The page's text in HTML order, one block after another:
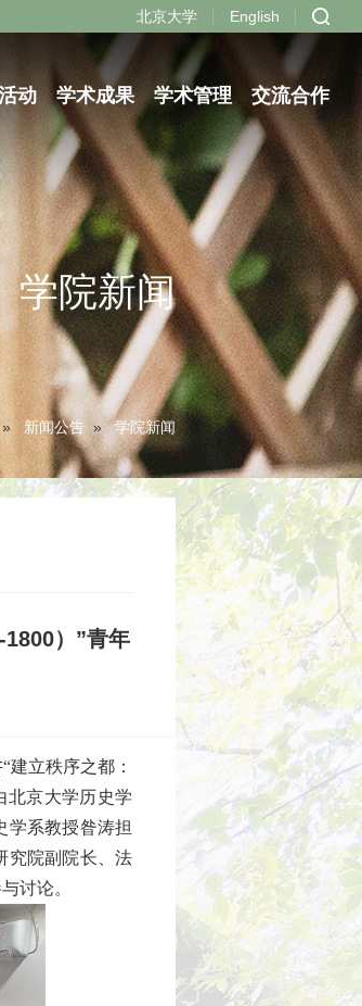
北京大学 English
动 学术成果 学术管理 交流合作
学院新闻
» 新闻公告 » 学院新闻
）”青年
建立秩序之都：
北京大学历史学
学系教授昝涛担
究院副院长、法
讨论。